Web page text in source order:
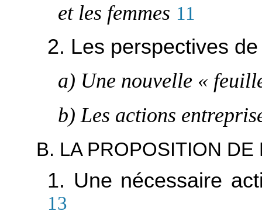
et les femmes 11
2. Les perspectives
a) Une nouvelle «
b) Les actions
B. LA PROPOSITION DE
1. Une nécessaire
13